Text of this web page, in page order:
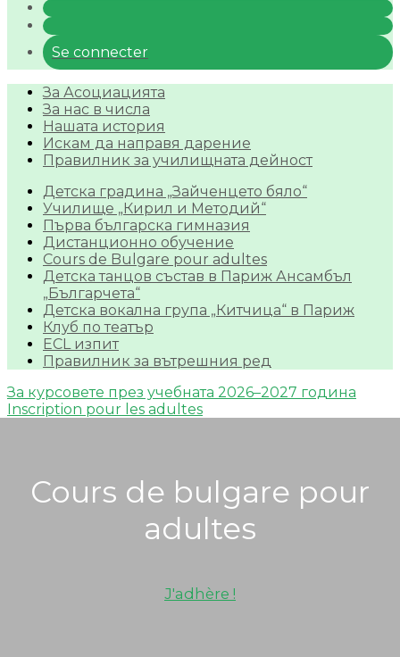
Se connecter
За Асоциацията
За нас в числа
Нашата история
Искам да направя дарение
Правилник за училищната дейност
Детска градина „Зайченцето бяло“
Училище „Кирил и Методий“
Първа българска гимназия
Дистанционно обучение
Cours de Bulgare pour adultes
Детска танцов състав в Париж Ансамбъл
„Българчета“
Детска вокална група „Китчица“ в Париж
Клуб по театър
ECL изпит
Правилник за вътрешния ред
За курсовете през учебната 2026–2027 година
Inscription pour les adultes
Cours de bulgare pour
adultes
J'adhère !